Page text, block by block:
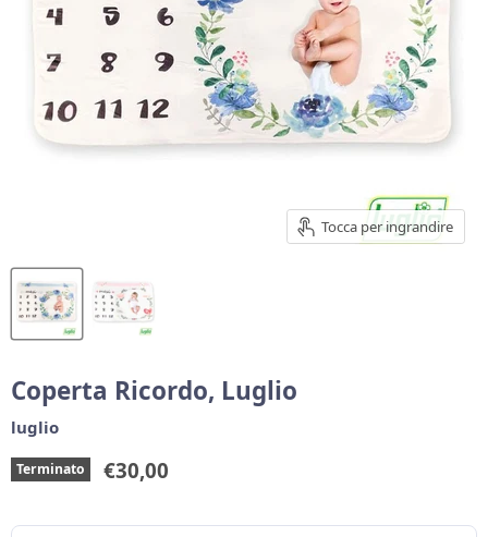
Tocca per ingrandire
Coperta Ricordo, Luglio
luglio
Terminato Prezzo corrente
€30,00